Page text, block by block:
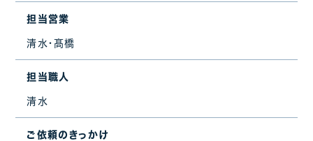
担当営業
清水・髙橋
担当職人
清水
ご依頼のきっかけ